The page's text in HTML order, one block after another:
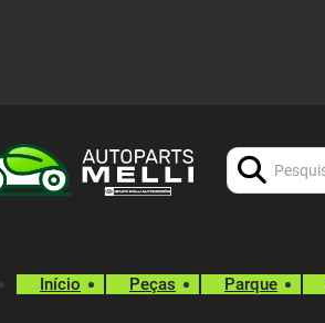
Início Peças Parque